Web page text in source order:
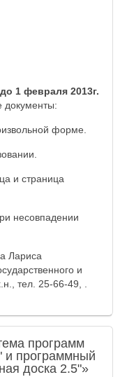
до 1 февраля 2013г.
документы:
форме.
и страница
несовпадении
Лариса
и
тел. 25-66-49, .
программ
и программный
доска 2.5"»